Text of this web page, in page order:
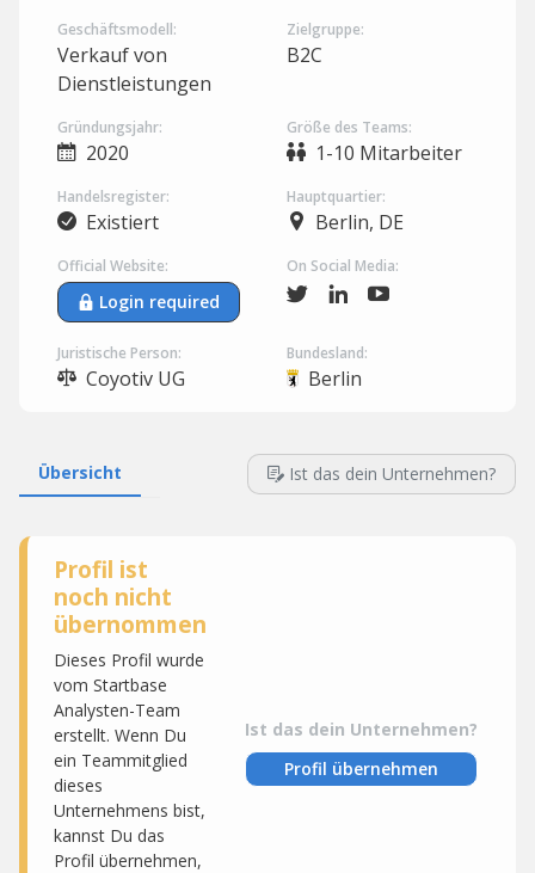
Geschäftsmodell:
Verkauf von
Dienstleistungen
Zielgruppe:
B2C
Gründungsjahr:
2020
Größe des Teams:
1-10 Mitarbeiter
Handelsregister:
Existiert
Hauptquartier:
Berlin, DE
Official Website:
Login required
On Social Media:
Juristische Person:
Coyotiv UG
Bundesland:
Berlin
Übersicht Ist das dein Unternehmen?
Profil ist
noch nicht
übernommen
Dieses Profil wurde
vom Startbase
Analysten-Team
erstellt. Wenn Du
ein Teammitglied
dieses
Unternehmens bist,
kannst Du das
Profil übernehmen,
Ist das dein Unternehmen?
Profil übernehmen